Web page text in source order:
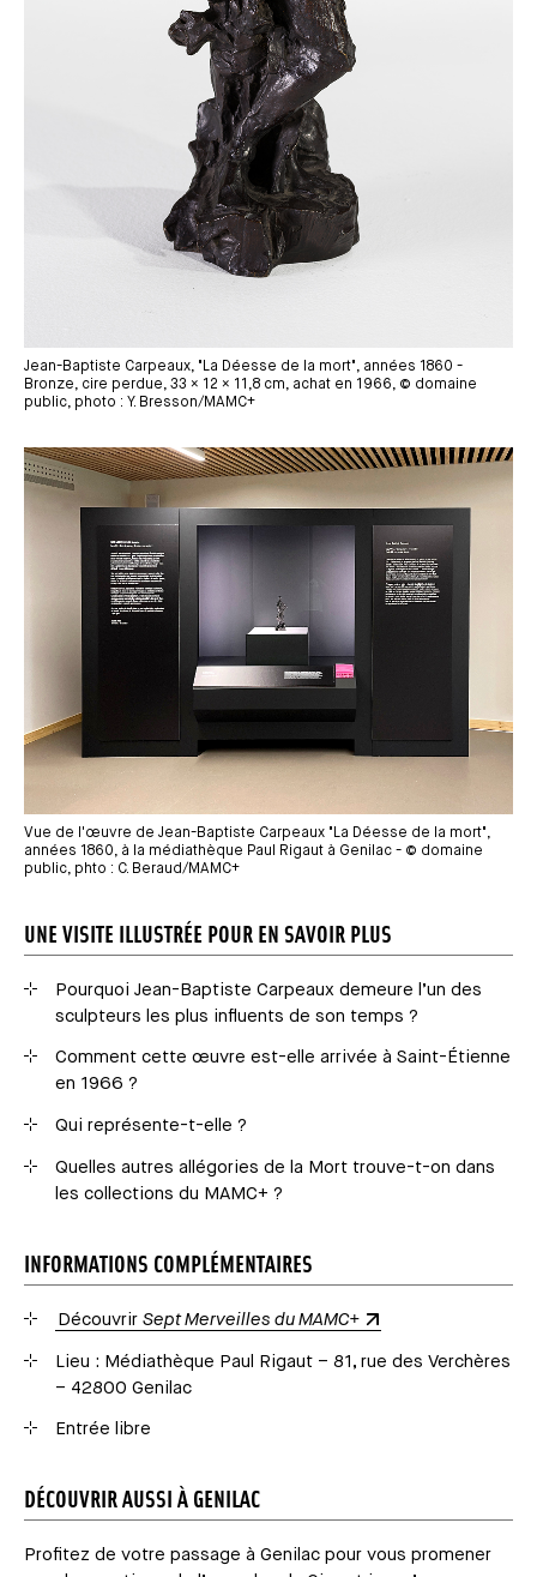
Jean-Baptiste Carpeaux, "La Déesse de la mort", années 1860 -
Bronze, cire perdue, 33 × 12 × 11,8 cm, achat en 1966, © domaine
public, photo : Y. Bresson/MAMC+
Média
Vue de l'œuvre de Jean-Baptiste Carpeaux "La Déesse de la mort",
années 1860, à la médiathèque Paul Rigaut à Genilac - © domaine
public, phto : C. Beraud/MAMC+
UNE VISITE ILLUSTRÉE POUR EN SAVOIR PLUS
Pourquoi Jean-Baptiste Carpeaux demeure l’un des
sculpteurs les plus influents de son temps ?
Comment cette œuvre est-elle arrivée à Saint-Étienne
en 1966 ?
Qui représente-t-elle ?
Quelles autres allégories de la Mort trouve-t-on dans
les collections du MAMC+ ?
INFORMATIONS COMPLÉMENTAIRES
Découvrir Sept Merveilles du MAMC+
Lieu : Médiathèque Paul Rigaut – 81, rue des Verchères
– 42800 Genilac
Entrée libre
DÉCOUVRIR AUSSI À GENILAC
Profitez de votre passage à Genilac pour vous promener